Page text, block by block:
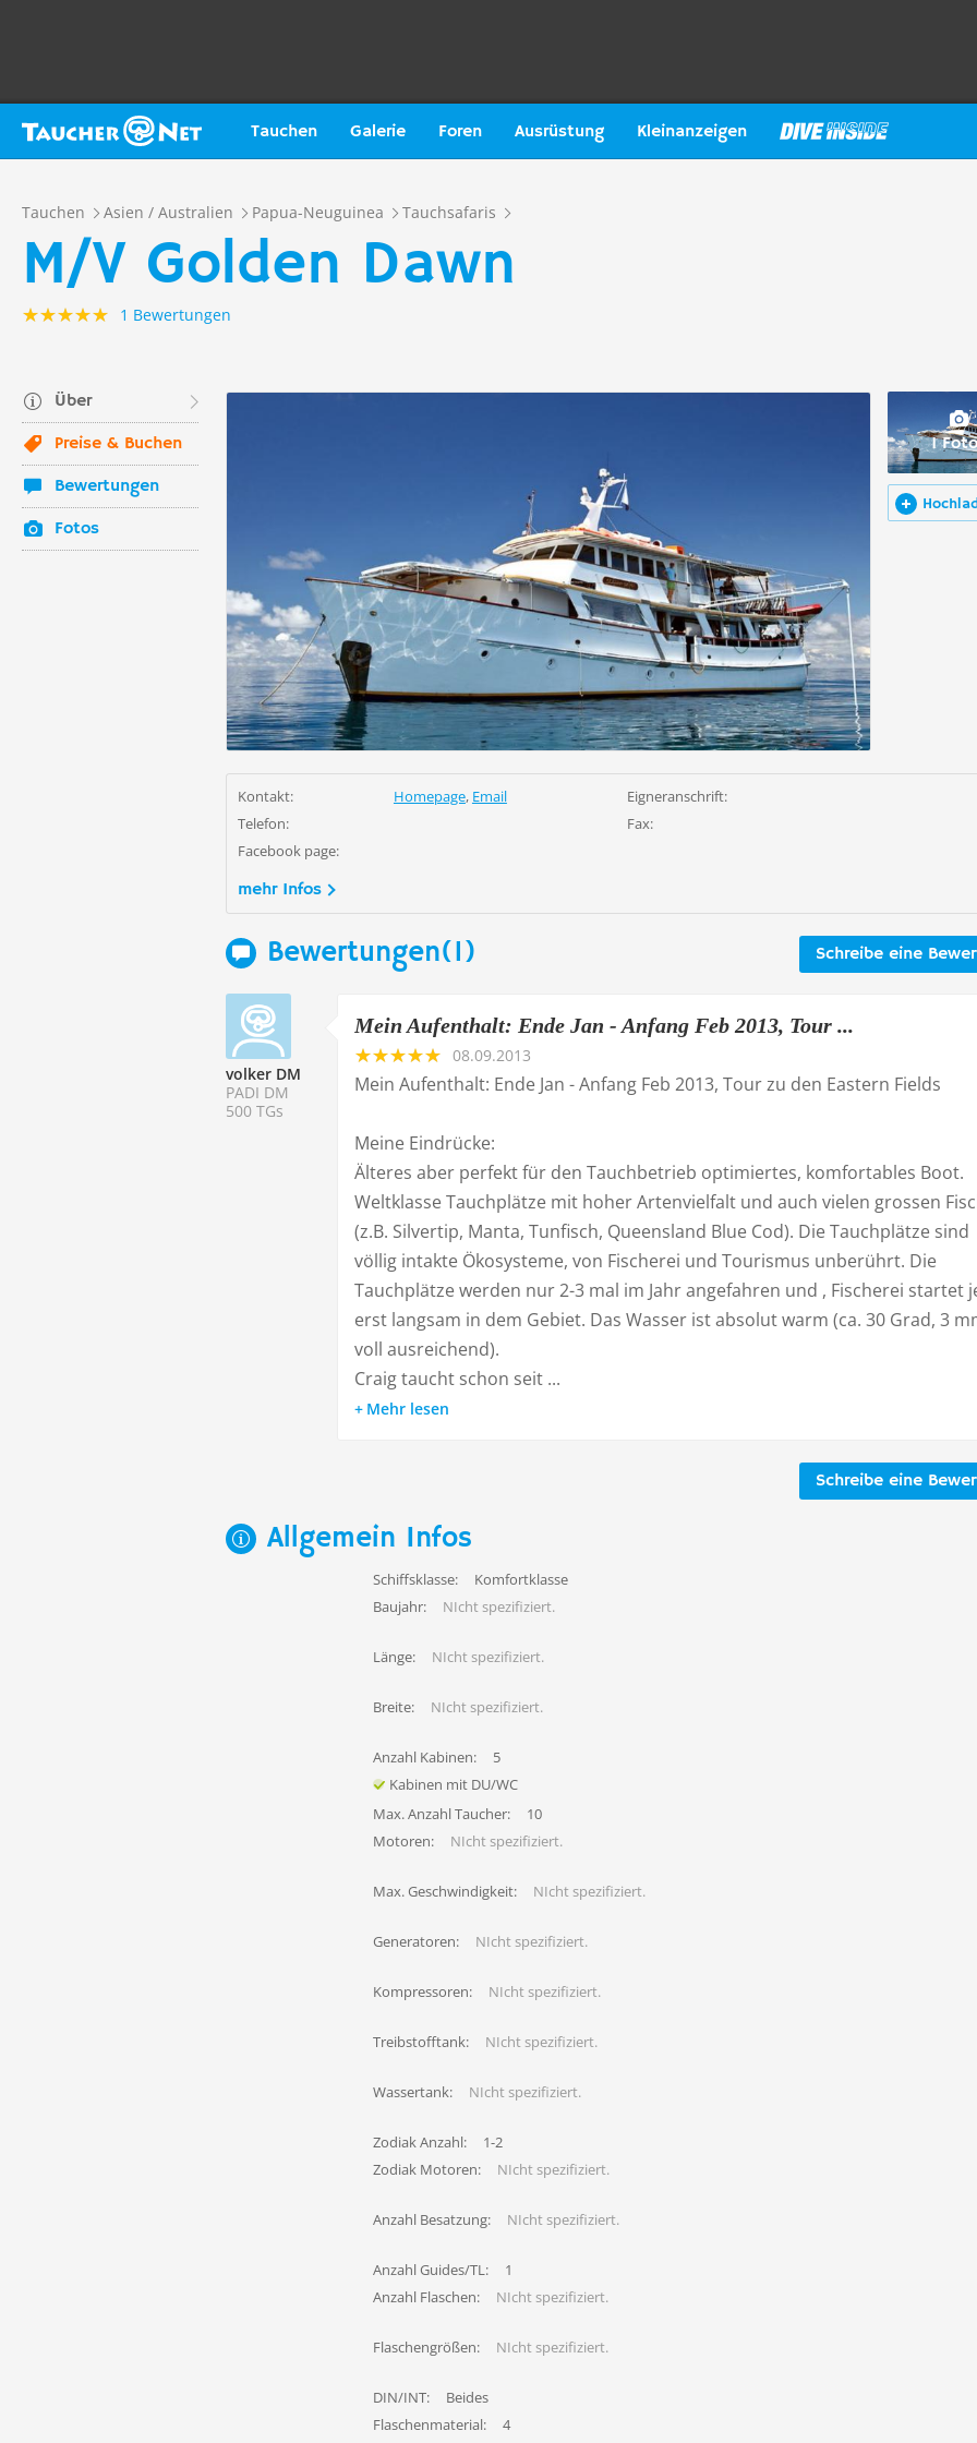
Tauchen Galerie Foren Ausrüstung Kleinanzeigen
Tauchen Asien / Australien Papua-Neuguinea Tauchsafaris
M/V Golden Dawn
1 Bewertungen
Über
Preise & Buchen
Bewertungen
Fotos
1
Kontakt: Homepage, Email
Eigneranschrift:
Telefon:
Fax:
Facebook page:
mehr Infos
Schreibe eine
Bewertungen(1)
volker DM
PADI DM
500 TGs
Mein Aufenthalt: Ende Jan - Anfang Feb 2013, Tour ...
08.09.2013
Mein Aufenthalt: Ende Jan - Anfang Feb 2013, Tour zu den Eastern Fields
Meine Eindrücke:
Älteres aber perfekt für den Tauchbetrieb optimiertes, komfortables Boot.
Weltklasse Tauchplätze mit hoher Artenvielfalt und auch vielen grossen
(z.B. Silvertip, Manta, Tunfisch, Queensland Blue Cod). Die Tauchplätze sind
völlig intakte Ökosysteme, von Fischerei und Tourismus unberührt. Die
Tauchplätze werden nur 2-3 mal im Jahr angefahren und , Fischerei startet
erst langsam in dem Gebiet. Das Wasser ist absolut warm (ca. 30 Grad, 3
voll ausreichend).
Craig taucht schon seit ...
Mehr lesen
Schreibe eine
Allgemein Infos
Schiffsklasse:
Komfortklasse
Baujahr:
NIcht spezifiziert.
Länge: NIcht spezifiziert.
Breite: NIcht spezifiziert.
Anzahl Kabinen:
5
Kabinen mit DU/WC
Max. Anzahl Taucher:
10
Motoren:
NIcht spezifiziert.
Max. Geschwindigkeit: NIcht spezifiziert.
Generatoren: NIcht spezifiziert.
Kompressoren: NIcht spezifiziert.
Treibstofftank: NIcht spezifiziert.
Wassertank: NIcht spezifiziert.
Zodiak Anzahl:
1-2
Zodiak Motoren:
NIcht spezifiziert.
Anzahl Besatzung: NIcht spezifiziert.
Anzahl Guides/TL:
1
Anzahl Flaschen:
NIcht spezifiziert.
Flaschengrößen: NIcht spezifiziert.
DIN/INT:
Beides
Flaschenmaterial:
4